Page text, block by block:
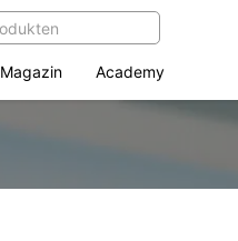
Magazin Academy